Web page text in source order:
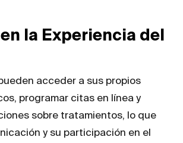
la Experiencia del
acceder a sus propios
programar citas en línea y
sobre tratamientos, lo que
y su participación en el